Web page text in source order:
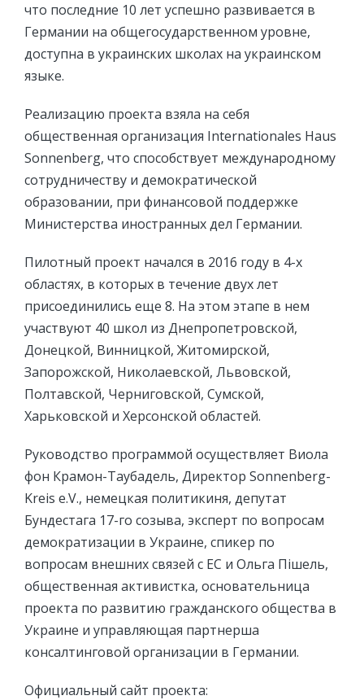
что последние 10 лет успешно развивается в
Германии на общегосударственном уровне,
доступна в украинских школах на украинском
языке.
Реализацию проекта взяла на себя
общественная организация Internationales Haus
Sonnenberg, что способствует международному
сотрудничеству и демократической
образовании, при финансовой поддержке
Министерства иностранных дел Германии.
Пилотный проект начался в 2016 году в 4-х
областях, в которых в течение двух лет
присоединились еще 8. На этом этапе в нем
участвуют 40 школ из Днепропетровской,
Донецкой, Винницкой, Житомирской,
Запорожской, Николаевской, Львовской,
Полтавской, Черниговской, Сумской,
Харьковской и Херсонской областей.
Руководство программой осуществляет Виола
фон Крамон-Таубадель, Директор Sonnenberg-
Kreis e.V., немецкая политикиня, депутат
Бундестага 17-го созыва, эксперт по вопросам
демократизации в Украине, спикер по
вопросам внешних связей с ЕС и Ольга Пішель,
общественная активистка, основательница
проекта по развитию гражданского общества в
Украине и управляющая партнерша
консалтинговой организации в Германии.
Официальный сайт проекта: